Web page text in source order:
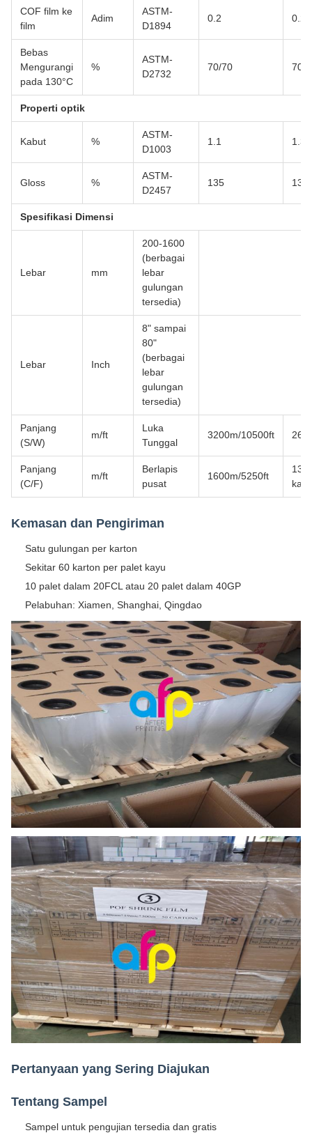
COF film ke
film
Adim
ASTM-
D1894
0.2 0.2
Bebas
Mengurangi
pada 130°C
%
ASTM-
D2732
70/70 70/
Properti optik
Kabut %
ASTM-
D1003
1.1 1.3
Gloss %
ASTM-
D2457
135 135
Spesifikasi Dimensi
Lebar mm
200-1600
(berbagai
lebar
gulungan
tersedia)
Lebar Inch
8" sampai
80"
(berbagai
lebar
gulungan
tersedia)
Panjang
(S/W)
m/ft
Luka
Tunggal
3200m/10500ft
Panjang
(C/F)
m/ft
Berlapis
pusat
1600m/5250ft
kaki
Kemasan dan Pengiriman
Satu gulungan per karton
Sekitar 60 karton per palet kayu
10 palet dalam 20FCL atau 20 palet dalam 40GP
Pelabuhan: Xiamen, Shanghai, Qingdao
Pertanyaan yang Sering Diajukan
Tentang Sampel
Sampel untuk pengujian tersedia dan gratis